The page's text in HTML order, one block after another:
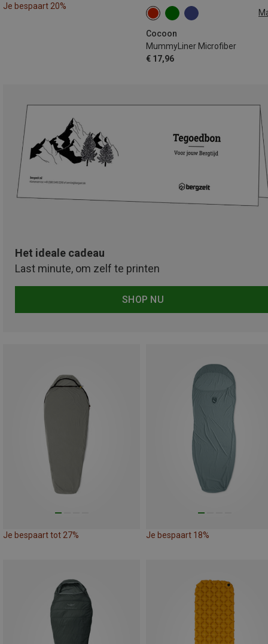
Je bespaart 20%
Cocoon
MummyLiner Microfiber
€ 17,96
MAX. 230CM
Het ideale cadeau
Last minute, om zelf te printen
SHOP NU
Je bespaart tot 27% Je bespaart 18%